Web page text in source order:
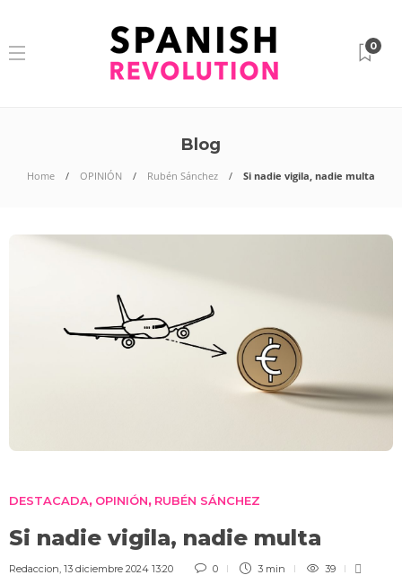
0
Blog
Home OPINIÓN Rubén Sánchez Si nadie vigila, nadie multa
DESTACADA, OPINIÓN, RUBÉN SÁNCHEZ
Si nadie vigila, nadie multa
Redaccion 13 diciembre 2024 13:20 0 3 min 39